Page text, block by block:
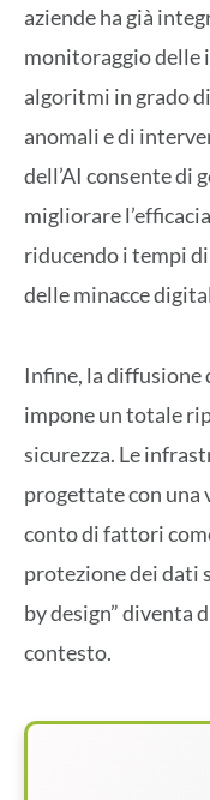
aziende ha già
monitoraggio
algoritmi in grado
anomali e di
dell’AI consente di
migliorare
riducendo i tempi
delle minacce
Infine, la
impone un totale
sicurezza. Le
progettate con una
conto di fattori
protezione dei dati
by design” diventa
contesto.